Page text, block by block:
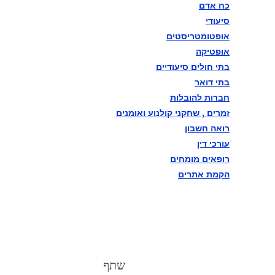
השלישי במתכונת פתע באגף
התקשוב וההגנה בסייבר
כח אדם
סיעודי
אופטומטריסטים
אופטיקה
בתי חולים סיעודיים
בתי דואר
חברות להובלות
זמרים , שחקני קולנוע ואומנים
רואה חשבון
עורכי דין
רופאים מומחים
הקמת אתרים
שתף
מבזקים ניוזליין פוסט
מבזקים ניוזליין פוסט